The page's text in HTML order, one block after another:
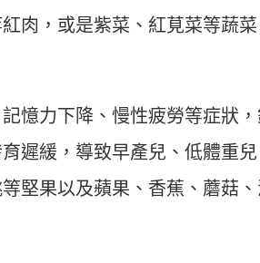
肉，或是紫菜、紅莧菜等蔬
憶力下降、慢性疲勞等症狀
遲緩，導致早產兒、低體重
堅果以及蘋果、香蕉、蘑菇